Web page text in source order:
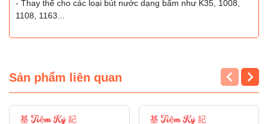
- Thay thế cho các loại bút nước dạng bấm như K35, 1008,
1108, 1163...
Sản phẩm liên quan